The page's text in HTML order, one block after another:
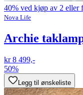
40% ved kjøp av 2 eller
Nova Life
Archie
kr 8 499,-
50%
Legg til ønskeliste